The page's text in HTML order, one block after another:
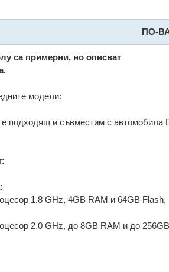
ПО-
са примерни, но описват
модели:
е подходящ и съвместим с автомобила
1.8 GHz, 4GB RAM и 64GB Flash,
2.0 GHz, до 8GB RAM и до 256GB